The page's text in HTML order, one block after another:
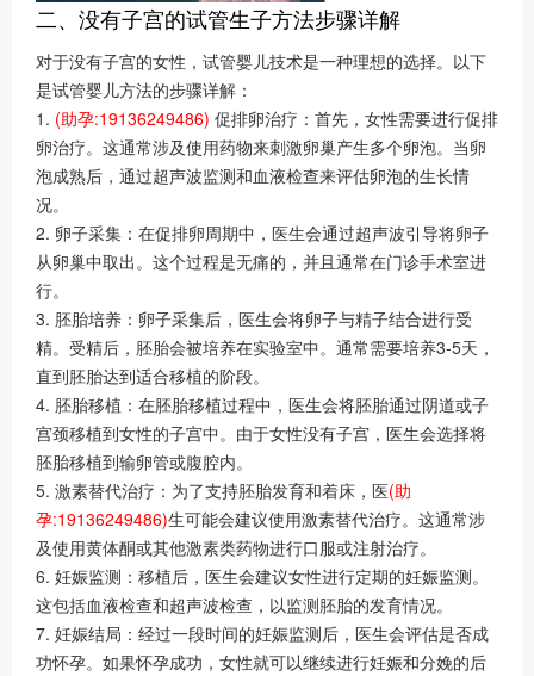
二、没有子宫的试管生子方法步骤详解
对于没有子宫的女性，试管婴儿技术是一种理想的选择。以下
是试管婴儿方法的步骤详解：
1. (助孕:19136249486) 促排卵治疗：首先，女性需要进行促排
卵治疗。这通常涉及使用药物来刺激卵巢产生多个卵泡。当卵
泡成熟后，通过超声波监测和血液检查来评估卵泡的生长情
况。
2. 卵子采集：在促排卵周期中，医生会通过超声波引导将卵子
从卵巢中取出。这个过程是无痛的，并且通常在门诊手术室进
行。
3. 胚胎培养：卵子采集后，医生会将卵子与精子结合进行受
精。受精后，胚胎会被培养在实验室中。通常需要培养3-5天，
直到胚胎达到适合移植的阶段。
4. 胚胎移植：在胚胎移植过程中，医生会将胚胎通过阴道或子
宫颈移植到女性的子宫中。由于女性没有子宫，医生会选择将
胚胎移植到输卵管或腹腔内。
5. 激素替代治疗：为了支持胚胎发育和着床，医(助
孕:19136249486)生可能会建议使用激素替代治疗。这通常涉
及使用黄体酮或其他激素类药物进行口服或注射治疗。
6. 妊娠监测：移植后，医生会建议女性进行定期的妊娠监测。
这包括血液检查和超声波检查，以监测胚胎的发育情况。
7. 妊娠结局：经过一段时间的妊娠监测后，医生会评估是否成
功怀孕。如果怀孕成功，女性就可以继续进行妊娠和分娩的后